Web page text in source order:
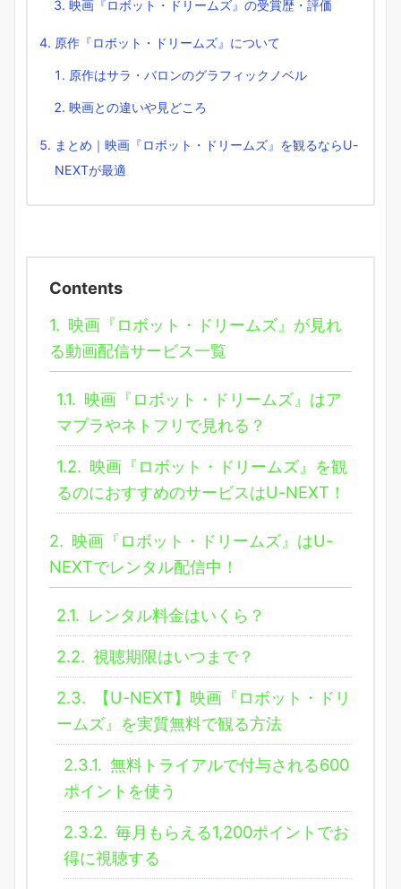
映画『ロボット・ドリームズ』の受賞歴・評価
原作『ロボット・ドリームズ』について
原作はサラ・バロンのグラフィックノベル
映画との違いや見どころ
まとめ｜映画『ロボット・ドリームズ』を観るならU-
NEXTが最適
Contents
1. 映画『ロボット・ドリームズ』が見れ
る動画配信サービス一覧
1.1. 映画『ロボット・ドリームズ』はア
マプラやネトフリで見れる？
1.2. 映画『ロボット・ドリームズ』を観
るのにおすすめのサービスはU-NEXT！
2. 映画『ロボット・ドリームズ』はU-
NEXTでレンタル配信中！
2.1. レンタル料金はいくら？
2.2. 視聴期限はいつまで？
2.3.
【U-NEXT】映画『ロボット・ドリ
ームズ』を実質無料で観る方法
2.3.1. 無料トライアルで付与される600
ポイントを使う
2.3.2. 毎月もらえる1,200ポイントでお
得に視聴する